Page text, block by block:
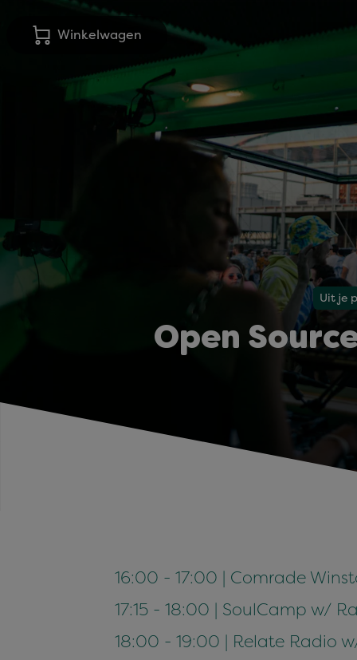
Winkelwagen
Uit je
Open
16:00 - 17:00 | Comrade
17:15 - 18:00 | SoulCamp w/
18:00 - 19:00 | Relate Radio